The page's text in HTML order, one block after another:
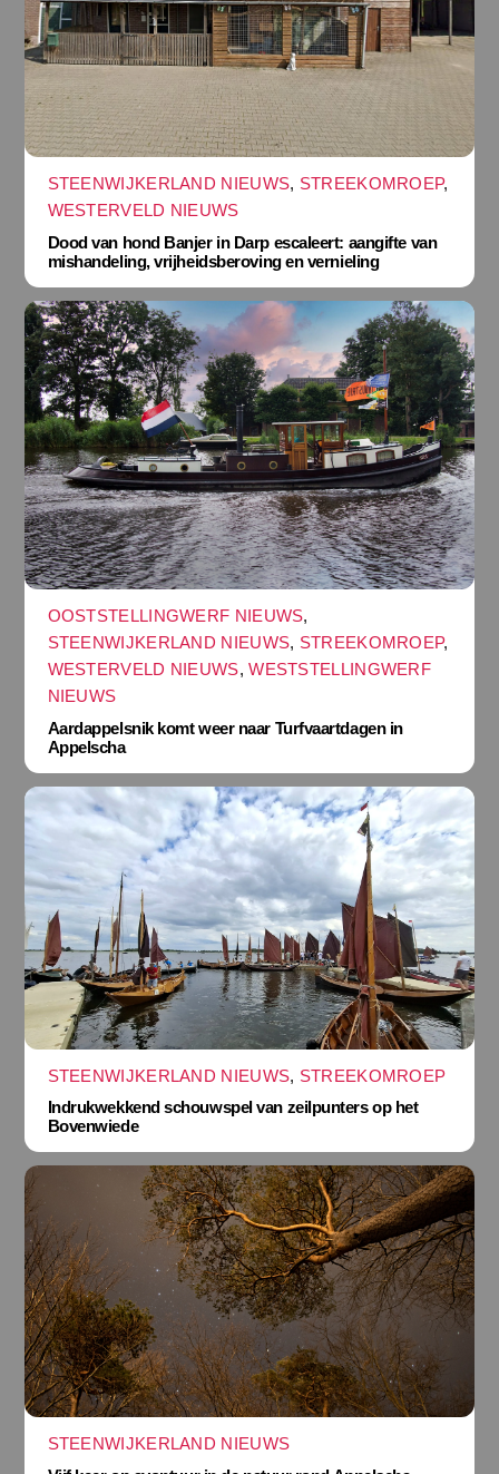
STEENWIJKERLAND NIEUWS, STREEKOMROEP,
WESTERVELD NIEUWS
Dood van hond Banjer in Darp escaleert: aangifte van
mishandeling, vrijheidsberoving en vernieling
OOSTSTELLINGWERF NIEUWS,
STEENWIJKERLAND NIEUWS, STREEKOMROEP,
WESTERVELD NIEUWS,WESTSTELLINGWERF
NIEUWS
Aardappelsnik komt weer naar Turfvaartdagen in
Appelscha
STEENWIJKERLAND NIEUWS, STREEKOMROEP
Indrukwekkend schouwspel van zeilpunters op het
Bovenwiede
STEENWIJKERLAND NIEUWS